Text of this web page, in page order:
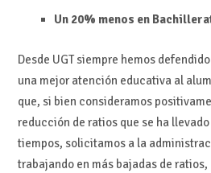
Un 20% menos en
Desde UGT siempre hemos
una mejor atención educativa al
que, si bien consideramos
reducción de ratios que se ha
tiempos, solicitamos a la
trabajando en más bajadas de